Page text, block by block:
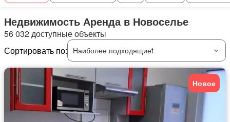
Недвижимость Аренда в Новоселье
56 032 доступные объекты
Сортировать по:
Наиболее подходящиеt
Новое